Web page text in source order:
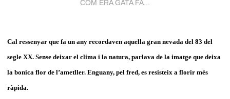
COM ERA GATA FA...
Cal ressenyar que fa un any recordaven aquella gran nevada del 83 del
segle XX. Sense deixar el clima i la natura, parlava de la imatge que deixa
la bonica flor de l’ametller. Enguany, pel fred, es resisteix a florir més
ràpida.